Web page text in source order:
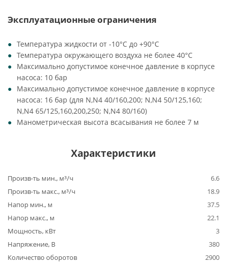
Эксплуатационные ограничения
Температура жидкости от -10°C до +90°C
Температура окружающего воздуха не более 40°C
Максимально допустимое конечное давление в корпусе
насоса: 10 бар
Максимально допустимое конечное давление в корпусе
насоса: 16 бар (для N,N4 40/160,200; N,N4 50/125,160;
N,N4 65/125,160,200,250; N,N4 80/160)
Манометрическая высота всасывания не более 7 м
Характеристики
Произв-ть мин., м³/ч
6.6
Произв-ть макс., м³/ч
18.9
Напор мин., м
37.5
Напор макс., м
22.1
Мощность, кВт
3
Напряжение, В
380
Количество оборотов
2900